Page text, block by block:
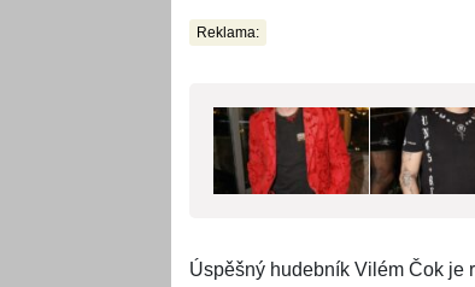
Reklama:
Úspěšný hudebník Vilém Čok je